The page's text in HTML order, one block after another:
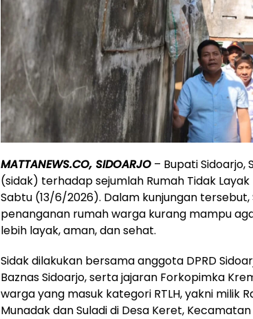
MATTANEWS.CO, SIDOARJO – Bupati Sidoarjo,
(sidak) terhadap sejumlah Rumah Tidak
Sabtu (13/6/2026). Dalam kunjungan
penanganan rumah warga kurang mampu
lebih layak, aman, dan sehat.
Sidak dilakukan bersama anggota DPRD
Baznas Sidoarjo, serta jajaran Forkopimka
warga yang masuk kategori RTLH, yakni milik
Munadak dan Suladi di Desa Keret,